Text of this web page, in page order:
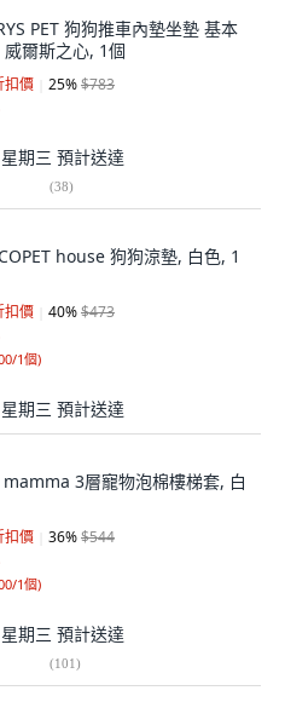
PET 狗狗推車內墊坐墊 基本
威爾斯之心, 1個
扣價 25%$783
期三 預計送達
(38)
house 狗狗涼墊, 白色, 1
扣價 40%$473
1個)
期三 預計送達
mamma 3層寵物泡棉樓梯套, 白
扣價 36%$544
1個)
期三 預計送達
(101)